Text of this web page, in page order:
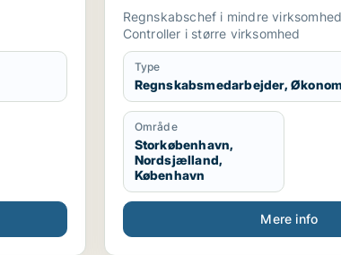
Regnskabschef i mindre
Controller i større virksomhed
Type
Regnskabsmedarbejder,
Område
Storkøbenhavn,
Nordsjælland,
København
Mere info